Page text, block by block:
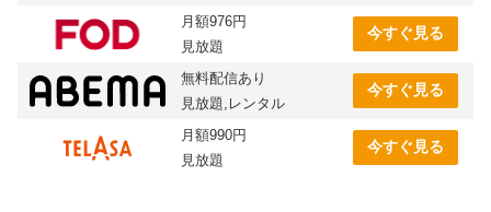
月額976円
見放題
今すぐ見る
無料配信あり
見放題,レンタル
今すぐ見る
月額990円
見放題
今すぐ見る